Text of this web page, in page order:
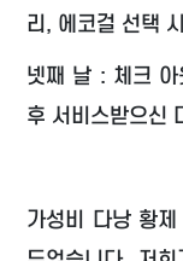
리, 에코걸 선택
넷째 날 : 체크
후 서비스받으신
가성비 다낭 황